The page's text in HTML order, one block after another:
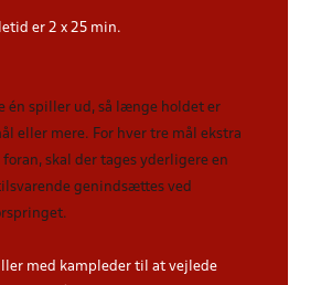
er 2 x 25 min.
én spiller ud, så længe holdet er
eller mere. For hver tre mål ekstra
skal der tages yderligere en
genindsættes ved
med kampleder til at vejlede